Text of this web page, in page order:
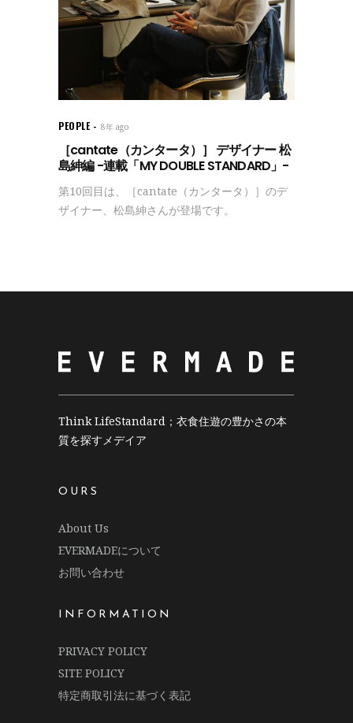
PEOPLE 8年 ago
［cantate（カンタータ）］ デザイナー 松
島紳編 -連載「MY DOUBLE STANDARD」-
第10回目は、［cantate（カンタータ）］のデ
ザイナー、松島紳さんが登場です。
Think LifeStandard；衣食住遊の豊かさの本
質を探すメデイア
OURS
About Us
EVERMADEについて
お問い合わせ
INFORMATION
PRIVACY POLICY
SITE POLICY
特定商取引法に基づく表記